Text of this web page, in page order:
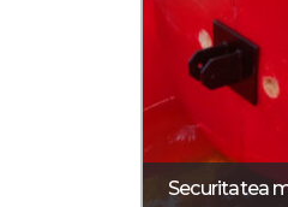
Securitatea